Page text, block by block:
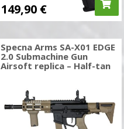
149,90 €
Specna Arms SA-X01 EDGE
2.0 Submachine Gun
Airsoft replica – Half-tan